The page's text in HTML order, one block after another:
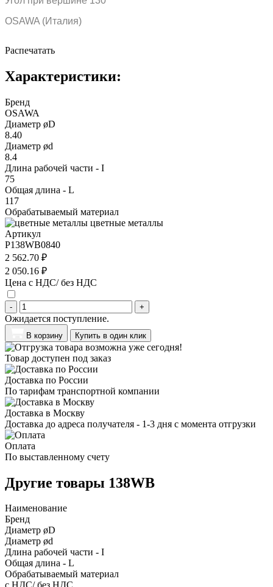
OSAWA (Италия)
Распечатать
Характеристики:
Бренд
OSAWA
Диаметр øD
8.40
Диаметр ød
8.4
Длина рабочей части - I
75
Общая длина - L
117
Обрабатываемый материал
цветные металлы
Артикул
P138WB0840
2 562.70 ₽
2 050.16 ₽
Цена с НДС/ без НДС
- +
Ожидается поступление.
В корзину Купить в один клик
Товар доступен под заказ
Доставка по России
По тарифам транспортной компании
Доставка в Москву
Доставка до адреса получателя - 1-3 дня с момента отгрузки
Оплата
По выставленному счету
Другие товары 138WB
Наименование
Бренд
Диаметр øD
Диаметр ød
Длина рабочей части - I
Общая длина - L
Обрабатываемый материал